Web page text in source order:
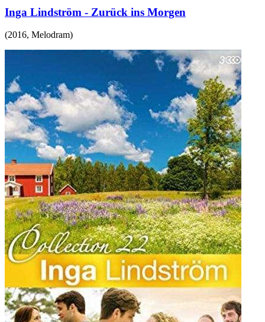
Inga Lindström - Zurück ins Morgen
(2016, Melodram)